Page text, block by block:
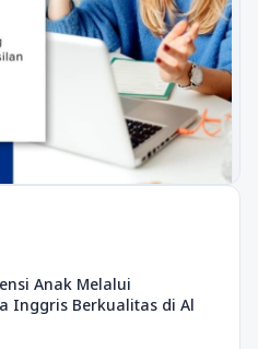
Anak Melalui
Inggris Berkualitas di Al